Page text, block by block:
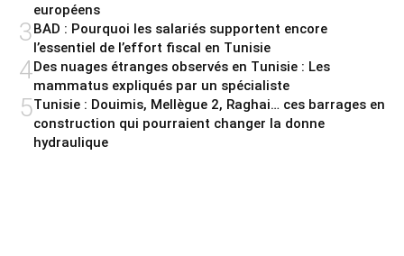
européens
3BAD : Pourquoi les salariés supportent encore
l’essentiel de l’effort fiscal en Tunisie
4Des nuages étranges observés en Tunisie : Les
mammatus expliqués par un spécialiste
5Tunisie : Douimis, Mellègue 2, Raghai… ces barrages en
construction qui pourraient changer la donne
hydraulique